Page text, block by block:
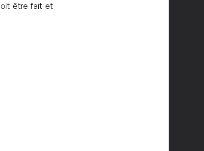
être fait et